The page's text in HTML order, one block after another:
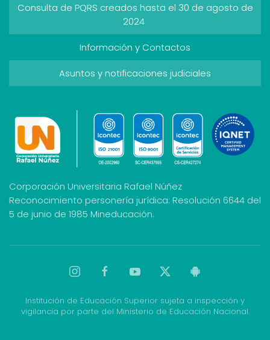
Consulta de PQRS creados hasta el 30 de agosto de
2024
Información y Contactos
Asuntos y notificaciones judiciales
Corporación Universitaria Rafael Núñez
Reconocimiento personería jurídica: Resolución 6644 del
5 de junio de 1985 Mineducación.
Institución de Educación Superior sujeta a inspección y
vigilancia por parte del Ministerio de Educación Nacional.